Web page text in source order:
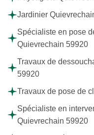
Jardinier
Spécialiste en pose
Quievrechain 59920
Travaux de
59920
Travaux de pose de
Spécialiste en
Quievrechain 59920